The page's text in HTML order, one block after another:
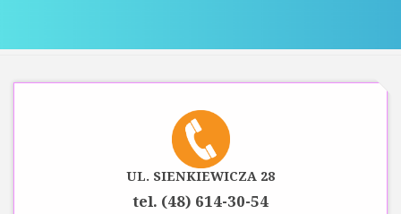
UL. SIENKIEWICZA 28
tel. (48) 614-30-54